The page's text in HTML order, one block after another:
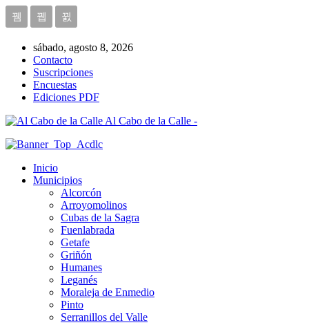
sábado, agosto 8, 2026
Contacto
Suscripciones
Encuestas
Ediciones PDF
Al Cabo de la Calle -
Inicio
Municipios
Alcorcón
Arroyomolinos
Cubas de la Sagra
Fuenlabrada
Getafe
Griñón
Humanes
Leganés
Moraleja de Enmedio
Pinto
Serranillos del Valle